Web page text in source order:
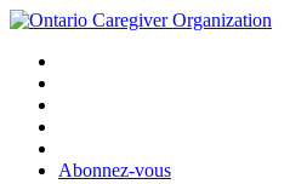
Abonnez-vous